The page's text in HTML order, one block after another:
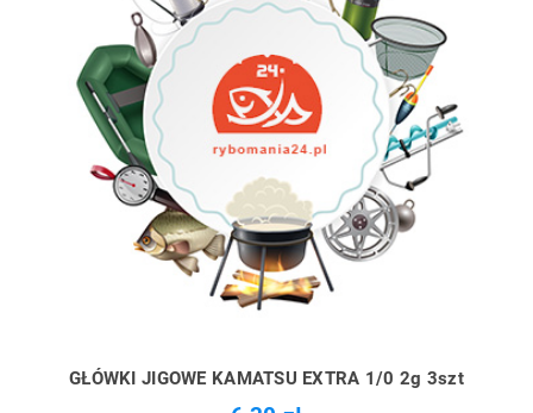
GŁÓWKI JIGOWE KAMATSU EXTRA 1/0 2g 3szt